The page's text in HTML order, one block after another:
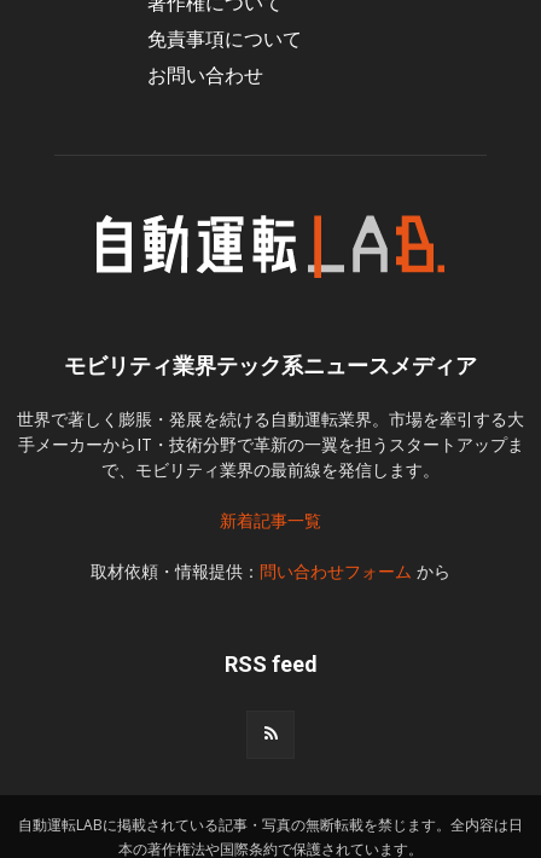
免責事項について
お問い合わせ
モビリティ業界テック系ニュースメディア
世界で著しく膨脹・発展を続ける自動運転業界。市場を牽引する大
手メーカーからIT・技術分野で革新の一翼を担うスタートアップま
で、モビリティ業界の最前線を発信します。
新着記事一覧
取材依頼・情報提供： 問い合わせフォーム から
RSS feed
自動運転LABに掲載されている記事・写真の無断転載を禁じます。全内容は日
本の著作権法や国際条約で保護されています。